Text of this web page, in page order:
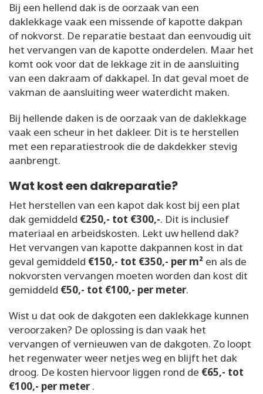
Bij een hellend dak is de oorzaak van een
daklekkage vaak een missende of kapotte dakpan
of nokvorst. De reparatie bestaat dan eenvoudig uit
het vervangen van de kapotte onderdelen. Maar het
komt ook voor dat de lekkage zit in de aansluiting
van een dakraam of dakkapel. In dat geval moet de
vakman de aansluiting weer waterdicht maken.
Bij hellende daken is de oorzaak van de daklekkage
vaak een scheur in het dakleer. Dit is te herstellen
met een reparatiestrook die de dakdekker stevig
aanbrengt.
Wat kost een dakreparatie?
Het herstellen van een kapot dak kost bij een plat
dak gemiddeld €250,- tot €300,-. Dit is inclusief
materiaal en arbeidskosten. Lekt uw hellend dak?
Het vervangen van kapotte dakpannen kost in dat
geval gemiddeld €150,- tot €350,- per m² en als de
nokvorsten vervangen moeten worden dan kost dit
gemiddeld €50,- tot €100,- per meter.
Wist u dat ook de dakgoten een daklekkage kunnen
veroorzaken? De oplossing is dan vaak het
vervangen of vernieuwen van de dakgoten. Zo loopt
het regenwater weer netjes weg en blijft het dak
droog. De kosten hiervoor liggen rond de €65,- tot
€100,- per meter.